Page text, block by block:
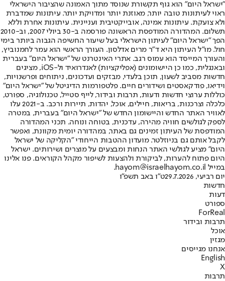
"ישראל היום" הוא גוף תקשורת שנוסד מתוך האמונה שהציבור הישראלי
ראוי לעיתונות טובה יותר, מאוזנת יותר ומדויקת יותר. עיתונות שמדברת
ולא צועקת. עיתונות אמינה, אובייקטיבית ועניינית. עיתונות אחרת וללא
תשלום. המהדורה המודפסת הראשונה פורסמה ב-30 ביולי 2007, וב-2010
הפך "ישראל היום" לעיתון הישראלי בעל שיעור החשיפה הגבוה ביותר בימי
חול. מו"ל העיתון היא ד"ר מרים אדלסון. העורך הראשי הוא עמר לחמנוביץ,
והעורך המייסד הוא עמוס רגב. אתרי האינטרנט של "ישראל היום" בעברית
ובאנגלית, כמו כן היישומונים (אפליקציות) לאנדרואיד ול-iOS, מציגים
חדשות מסביב לשעון, תוכן בלעדי, מבזקים ועדכונים, ניתוחים ופרשנויות,
וידיאו, פודקאסטים ושידורים חיים. פלטפורמות הדיגיטל של "ישראל היום"
כוללות ערוצי חדשות ודעות, תרבות ובידור, לייף סטייל, טכנולוגיה, ספורט,
כלכלה וצרכנות, בריאות, חיילים, אוכל, יהדות, תיירות ורכב. ב-2021 עלו
לאוויר האתר החדש והיישומון החדש של "ישראל היום" בעברית, במטרה
לספק לגולשים חוויה מהירה, עדכנית, בטוחה ונוחה. תכני המהדורה
המודפסת של העיתון זמינים גם באתר, במהדורה יומית מקוונת, ואפשר
לקבל אותם גם בניוזלטר. מועדון ההטבות הייחודי "הקליקה של ישראל
היום" מציע לגולשי האתר הנחות ומבצעים על מוצרים ושירותים. ישראל
היום פתוח להערות, לביקורת ולהצעות לשיפור מקהל הקוראים. פנו אלינו
במייל hayom@israelhayom.co.il.
יום רביעי, 29.7.2026
ט"ו באב תשפ"ו
חדשות
דעות
ספורט
ForReal
תרבות ובידור
אוכל
מגזין
אנחנו מגייסים
English
X
תרבות